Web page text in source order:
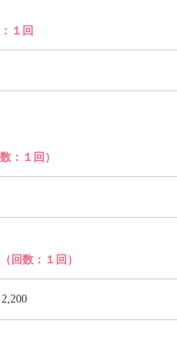
１回
：１回）
回数：１回）